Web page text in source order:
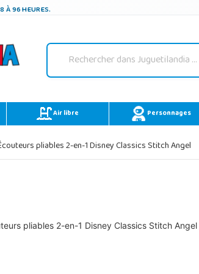
À 96 HEURES.
Air libre Personnages
pliables 2-en-1 Disney Classics Stitch Angel